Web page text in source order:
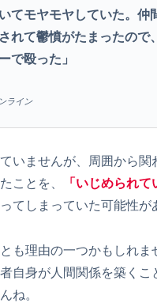
てモヤモヤしていた。仲
れて鬱憤がたまったので
で殴った」
ライン
いませんが、周囲から関
ことを、
「いじめられ
てしまっていた可能性が
も理由の一つかもしれま
自身が人間関係を築くこ
ね。